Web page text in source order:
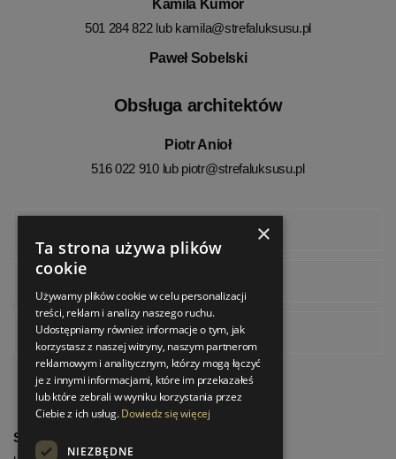
Kamila Kumor
501 284 822 lub kamila@strefaluksusu.pl
Paweł Sobelski
Obsługa architektów
Piotr Anioł
516 022 910 lub piotr@strefaluksusu.pl
Pinterest
StrefaLuksusu.pl
×
Ta strona używa plików
cookie
Używamy plików cookie w celu personalizacji
treści, reklam i analizy naszego ruchu.
Udostępniamy również informacje o tym, jak
korzystasz z naszej witryny, naszym partnerom
reklamowym i analitycznym, którzy mogą łączyć
je z innymi informacjami, które im przekazałeś
lub które zebrali w wyniku korzystania przez
Ciebie z ich usług.Dowiedz się więcej
NIEZBĘDNE